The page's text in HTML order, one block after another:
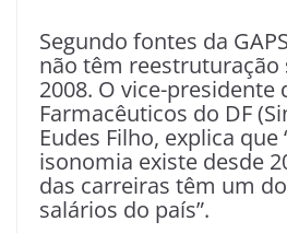
Segundo fontes da
não têm reestruturação
2008. O vice-presidente
Farmacêuticos do DF
Eudes Filho, explica que
isonomia existe desde
das carreiras têm um
salários do país”.